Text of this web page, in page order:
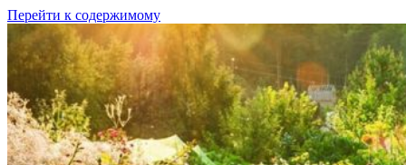
Перейти к содержимому